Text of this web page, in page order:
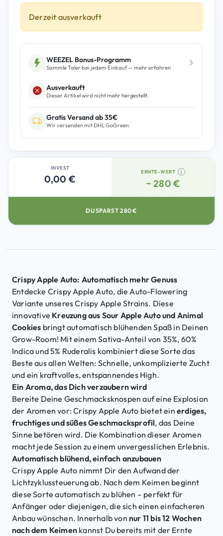
Derzeit ausverkauft
WEEZEL Bonus-Programm
Sammle Taler bei jedem Einkauf — mehr erfahren
Ausverkauft
Dieser Artikel wird nicht mehr hergestellt.
Gratis Versand ab 35€
Wir versenden mit DHL GoGreen
INVEST
0,00 €
ERNTE-WERT
~ 280 €
DU SPARST280€
Crispy Apple Auto: Automatisch mehr Genuss
Entdecke Crispy Apple Auto, die Auto-Flowering
Variante unseres Crispy Apple Strains. Diese
innovative Kreuzung aus Sour Apple Auto und Animal
Cookies bringt automatisch blühenden Spaß in Deinen
Grow-Room! Mit einem Sativa-Anteil von 35%, 60%
Indica und 5% Ruderalis kombiniert diese Sorte das
Beste aus allen Welten: Schnelle, unkomplizierte Zucht
und ein kraftvolles, entspannendes High.
Ein Aroma, das Dich verzaubern wird
Bereite Deine Geschmacksknospen auf eine Explosion
der Aromen vor: Crispy Apple Auto bietet einerdiges,
fruchtiges und süßes Geschmacksprofil, das Deine
Sinne betören wird. Die Kombination dieser Aromen
macht jede Session zu einem unvergesslichen Erlebnis.
Automatisch blühend, einfach anzubauen
Crispy Apple Auto nimmt Dir den Aufwand der
Lichtzyklussteuerung ab. Nach dem Keimen beginnt
diese Sorte automatisch zu blühen – perfekt für
Anfänger oder diejenigen, die sich einen einfacheren
Anbau wünschen. Innerhalb von nur 11 bis 12 Wochen
nach dem Keimen kannst Du bereits mit der Ernte